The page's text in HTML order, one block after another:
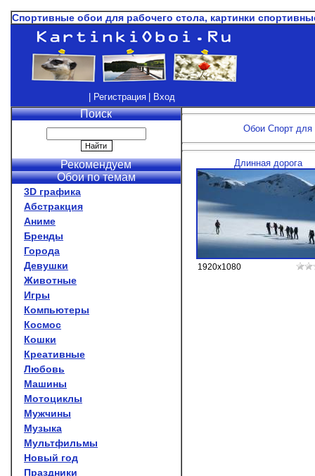
Спортивные обои для рабочего стола, картинки
| Регистрация | Вход
Поиск
Рекомендуем
Обои по темам
3D графика
Абстракция
Аниме
Бренды
Города
Девушки
Животные
Игры
Компьютеры
Космос
Кошки
Креативные
Любовь
Машины
Мотоциклы
Мужчины
Музыка
Мультфильмы
Новый год
Праздники
Обои Спорт для
Длинная дорога
1920x1080